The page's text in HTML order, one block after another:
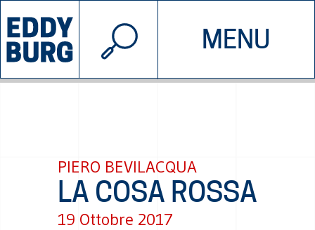
MENU
INIZIATIVE CHI SIAMO
© 2026 EDDYBURG
PIERO BEVILACQUA
LA COSA ROSSA
19 Ottobre 2017